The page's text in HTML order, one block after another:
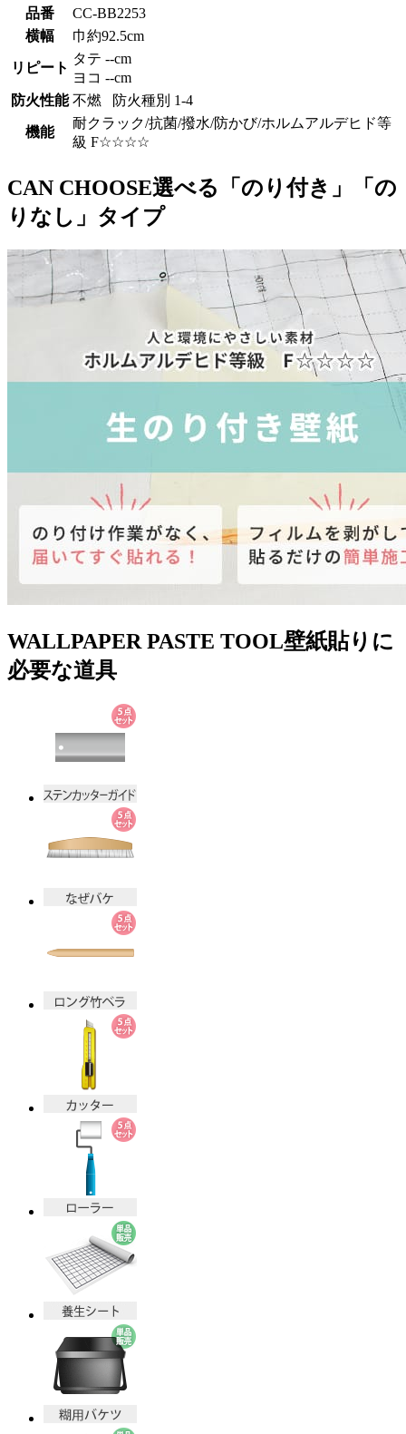
品番
CC-BB2253
横幅
巾約92.5cm
リピート
タテ --cm
ヨコ --cm
防火性能 不燃 防火種別 1-4
機能
耐クラック/抗菌/撥水/防かび/ホルムアルデヒド等
級 F☆☆☆☆
CAN CHOOSE選べる「のり付き」「の
りなし」タイプ
WALLPAPER PASTE TOOL壁紙貼りに
必要な道具